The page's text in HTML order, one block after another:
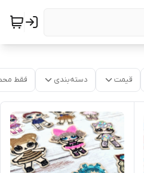
قیمت دسته‌بندی فقط